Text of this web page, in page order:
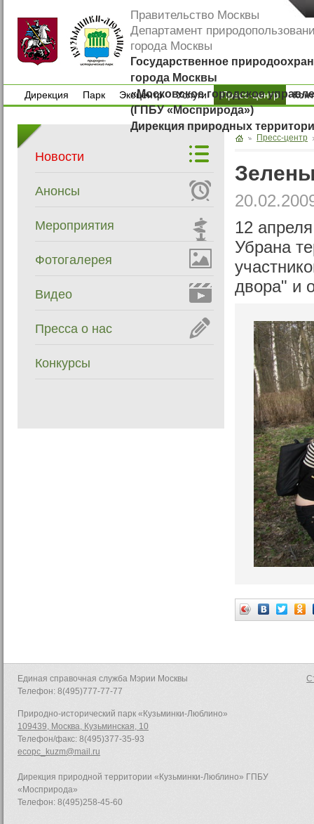
Правительство Москвы
Департамент
города Москвы
Государственное
города Москвы
«Московское городское
(ГПБУ «Мосприрода»)
Дирекция природных
Дирекция
Парк
Экоцентр
Экоцентр
Услуги
Услуги
Пресс-центр
Новости
Анонсы
Мероприятия
Фотогалерея
Видео
Пресса о нас
Конкурсы
Пресс-центр
12
Убрана
двора" и
Единая справочная служба Мэрии Москвы
Телефон: 8(495)777-77-77
Природно-исторический парк «Кузьминки-Люблино»
109439, Москва, Кузьминская, 10
Телефон/факс: 8(495)377-35-93
ecopc_kuzm@mail.ru
Дирекция природной территории «Кузьминки-Люблино» ГПБУ
«Мосприрода»
Телефон: 8(495)258-45-60